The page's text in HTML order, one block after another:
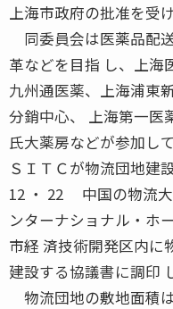
上海市政府の批准を受け
同委員会は医薬品配
革などを目指 し、上海
九州通医薬、上海浦東
分銷中心、 上海第一医
氏大薬房などが参加して
ＳＩＴＣが物流団地建
12 ・ 22 中国の物流大
ンターナショナル・ホ
市経 済技術開発区内に
建設する協議書に調印
物流団地の敷地面積